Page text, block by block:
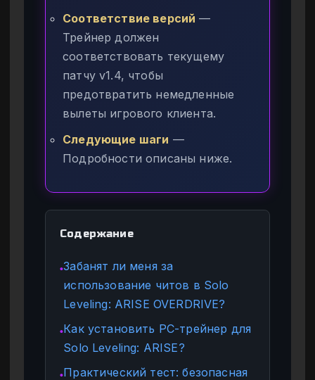
Соответствие версий —
Трейнер должен
соответствовать текущему
патчу v1.4, чтобы
предотвратить немедленные
вылеты игрового клиента.
Следующие шаги —
Подробности описаны ниже.
Содержание
●Забанят ли меня за
использование читов в Solo
Leveling: ARISE OVERDRIVE?
●Как установить PC-трейнер для
Solo Leveling: ARISE?
●Практический тест: безопасная